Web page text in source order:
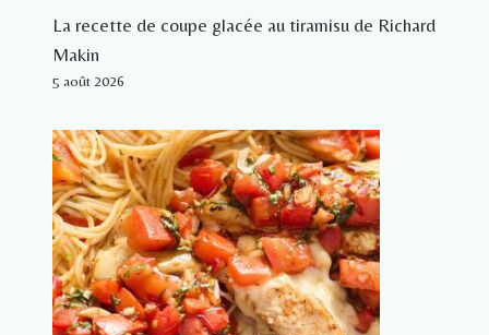
La recette de coupe glacée au tiramisu de Richard
Makin
5 août 2026